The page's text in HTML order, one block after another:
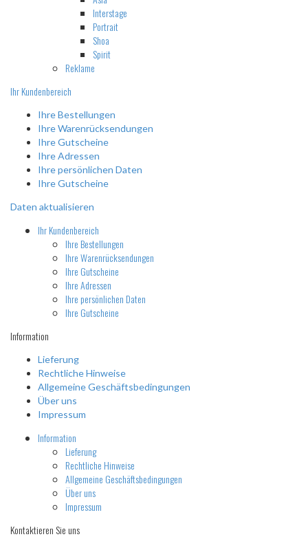
Interstage
Portrait
Shoa
Spirit
Reklame
Ihr Kundenbereich
Ihre Bestellungen
Ihre Warenrücksendungen
Ihre Gutscheine
Ihre Adressen
Ihre persönlichen Daten
Ihre Gutscheine
Daten aktualisieren
Ihr Kundenbereich
Ihre Bestellungen
Ihre Warenrücksendungen
Ihre Gutscheine
Ihre Adressen
Ihre persönlichen Daten
Ihre Gutscheine
Information
Lieferung
Rechtliche Hinweise
Allgemeine Geschäftsbedingungen
Über uns
Impressum
Information
Lieferung
Rechtliche Hinweise
Allgemeine Geschäftsbedingungen
Über uns
Impressum
Kontaktieren Sie uns